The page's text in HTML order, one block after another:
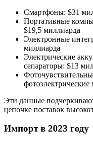
Смартфоны: $31
Портативные
$19,5 миллиарда
Электронные
миллиарда
Электрические
сепараторы: $13
Эти данные
цепочке поставок
Импорт в 2023 году